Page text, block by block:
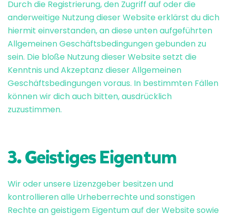
Durch die Registrierung, den Zugriff auf oder die
anderweitige Nutzung dieser Website erklärst du dich
hiermit einverstanden, an diese unten aufgeführten
Allgemeinen Geschäftsbedingungen gebunden zu
sein. Die bloße Nutzung dieser Website setzt die
Kenntnis und Akzeptanz dieser Allgemeinen
Geschäftsbedingungen voraus. In bestimmten Fällen
können wir dich auch bitten, ausdrücklich
zuzustimmen.
3. Geistiges Eigentum
Wir oder unsere Lizenzgeber besitzen und
kontrollieren alle Urheberrechte und sonstigen
Rechte an geistigem Eigentum auf der Website sowie